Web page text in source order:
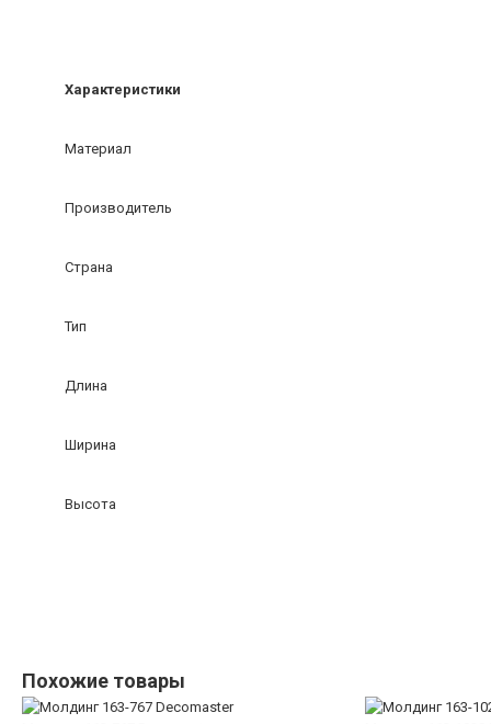
Характеристики
Материал
Производитель
Страна
Тип
Длина
Ширина
Высота
Похожие товары